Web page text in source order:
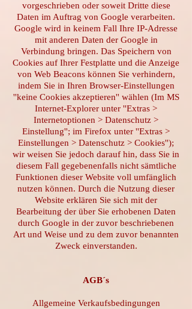
vorgeschrieben oder soweit Dritte diese
Daten im Auftrag von Google verarbeiten.
Google wird in keinem Fall Ihre IP-Adresse
mit anderen Daten der Google in
Verbindung bringen. Das Speichern von
Cookies auf Ihrer Festplatte und die Anzeige
von Web Beacons können Sie verhindern,
indem Sie in Ihren Browser-Einstellungen
''keine Cookies akzeptieren'' wählen (Im MS
Internet-Explorer unter ''Extras >
Internetoptionen > Datenschutz >
Einstellung''; im Firefox unter ''Extras >
Einstellungen > Datenschutz > Cookies'');
wir weisen Sie jedoch darauf hin, dass Sie in
diesem Fall gegebenenfalls nicht sämtliche
Funktionen dieser Website voll umfänglich
nutzen können. Durch die Nutzung dieser
Website erklären Sie sich mit der
Bearbeitung der über Sie erhobenen Daten
durch Google in der zuvor beschriebenen
Art und Weise und zu dem zuvor benannten
Zweck einverstanden.
AGB´s
Allgemeine Verkaufsbedingungen